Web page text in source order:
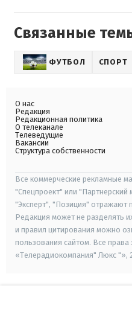
Связанные
ФУТБОЛ СПОРТ
О нас
Редакция
Редакционная политика
О телеканале
Телеведущие
Вакансии
Структура собственности
Все коммерческие рекламные
"Спецпроект" или
"Эксперт", "Позиция" отражают
Редакция может не разделять
и правил цитирования можно
пользования сайтом. Все
«Телерадиокомпания" Люкс "»,